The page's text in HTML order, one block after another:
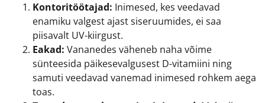
Kontoritöötajad: Inimesed, kes veedavad
enamiku valgest ajast siseruumides, ei saa
piisavalt UV-kiirgust.
Eakad: Vananedes väheneb naha võime
sünteesida päikesevalgusest D-vitamiini ning
samuti veedavad vanemad inimesed rohkem aega
toas.